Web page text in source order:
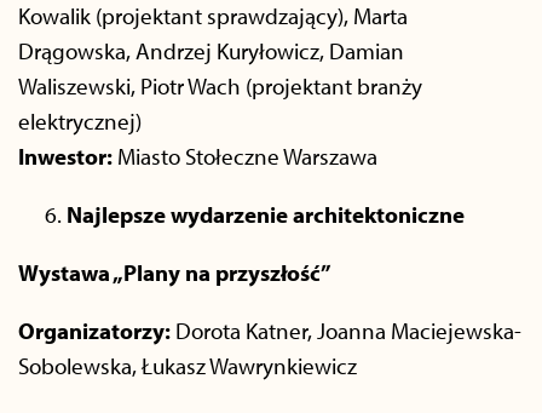
Kowalik (projektant sprawdzający), Marta
Drągowska, Andrzej Kuryłowicz, Damian
Waliszewski, Piotr Wach (projektant branży
elektrycznej)
Inwestor: Miasto Stołeczne Warszawa
Najlepsze wydarzenie architektoniczne
Wystawa „Plany na przyszłość”
Organizatorzy: Dorota Katner, Joanna Maciejewska-
Sobolewska, Łukasz Wawrynkiewicz